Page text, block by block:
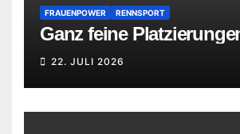
FRAUENPOWER RENNSPORT
Ganz feine
22. JULI 2026